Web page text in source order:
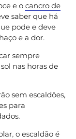
e o cancro de
saber que há
pode e deve
e a dor.
sempre
nas horas de
sem escaldões,
para
o escaldão é